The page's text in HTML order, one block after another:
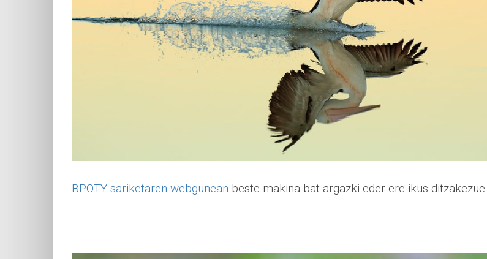
BPOTY sariketaren webgunean beste makina bat argazki eder ere ikus ditzakezue.